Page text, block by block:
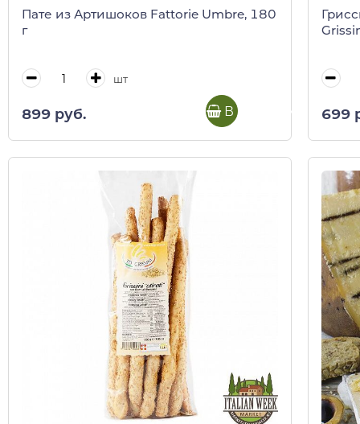
Пате из Артишоков Fattorie Umbre, 180
г
шт
899 руб. В корзину 699